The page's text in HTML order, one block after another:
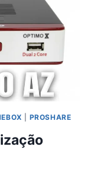
PROSHARE